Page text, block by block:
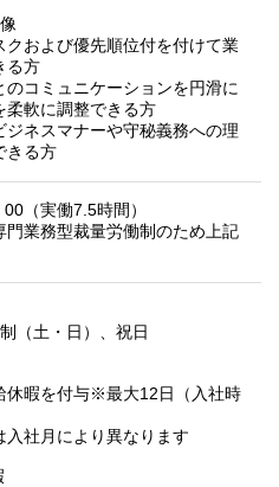
クおよび優先順位付を付けて業
る方
のコミュニケーションを円滑に
柔軟に調整できる方
ジネスマナーや守秘義務への理
きる方
（実働7.5時間）
業務型裁量労働制のため上記
（土・日）、祝日
休暇を付与※最大12日（入社時
社月により異なります